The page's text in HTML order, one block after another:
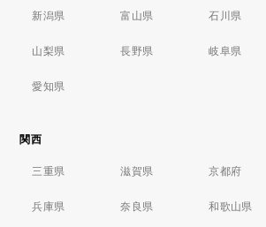
新潟県 富山県 石川県
山梨県 長野県 岐阜県
愛知県
関西
三重県 滋賀県 京都府
兵庫県 奈良県 和歌山県